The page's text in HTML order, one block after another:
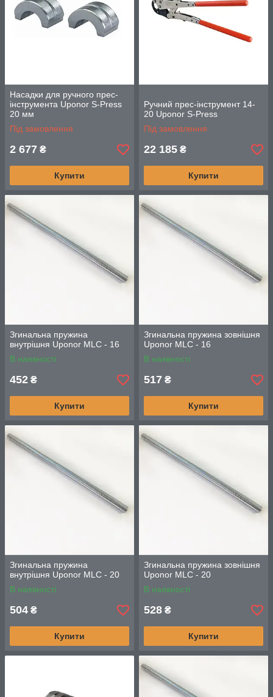
Насадки для ручного прес-
інструмента Uponor S-Press
20 мм
Під замовлення
2 677 ₴
Купити
Ручний прес-інструмент 14-
20 Uponor S-Press
Під замовлення
22 185 ₴
Купити
Згинальна пружина
внутрішня Uponor MLC - 16
В наявності
452 ₴
Купити
Згинальна пружина зовнішня
Uponor MLC - 16
В наявності
517 ₴
Купити
Згинальна пружина
внутрішня Uponor MLC - 20
В наявності
504 ₴
Купити
Згинальна пружина зовнішня
Uponor MLC - 20
В наявності
528 ₴
Купити